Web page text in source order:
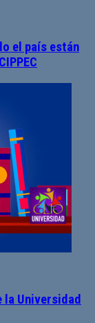
el país están
la Universidad